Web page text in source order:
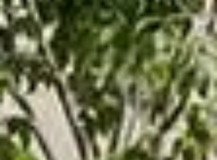
Kaufen
Miete
Verkaufen
Off-Plan
Agenten